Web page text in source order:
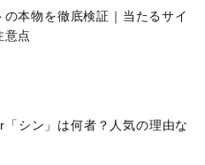
本物を徹底検証｜当たるサイ
意点
シン」は何者？人気の理由な